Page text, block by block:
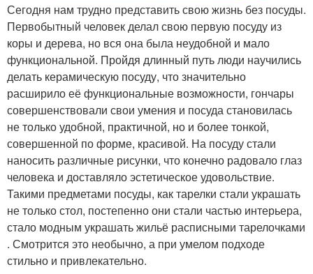
Сегодня нам трудно представить свою жизнь без посуды.
Первобытный человек делал свою первую посуду из
коры и дерева, но вся она была неудобной и мало
функциональной. Пройдя длинный путь люди научились
делать керамическую посуду, что значительно
расширило её функциональные возможности, гончары
совершенствовали свои умения и посуда становилась
не только удобной, практичной, но и более тонкой,
совершенной по форме, красивой. На посуду стали
наносить различные рисунки, что конечно радовало глаз
человека и доставляло эстетическое удовольствие.
Такими предметами посуды, как тарелки стали украшать
не только стол, постепенно они стали частью интерьера,
стало модным украшать жильё расписными тарелочками
. Смотрится это необычно, а при умелом подходе
стильно и привлекательно.